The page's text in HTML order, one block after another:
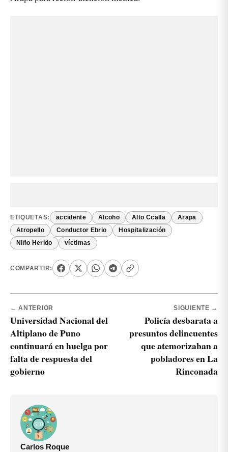
ETIQUETAS: accidente Alcoho Alto Ccalla Arapa
Atropello Conductor Ebrio Hospitalización
Niño Herido víctimas
COMPARTIR:
← ANTERIOR
Universidad Nacional del
Altiplano de Puno
continuará en huelga por
falta de respuesta del
gobierno
SIGUIENTE →
Policía desbarata a
presuntos delincuentes
que atemorizaban a
pobladores en La
Rinconada
Carlos Roque